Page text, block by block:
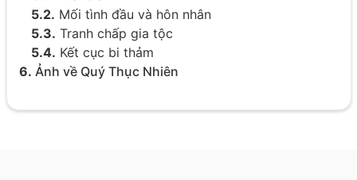
5.2. Mối tình đầu và hôn nhân
5.3. Tranh chấp gia tộc
5.4. Kết cục bi thảm
6. Ảnh về Quý Thục Nhiên